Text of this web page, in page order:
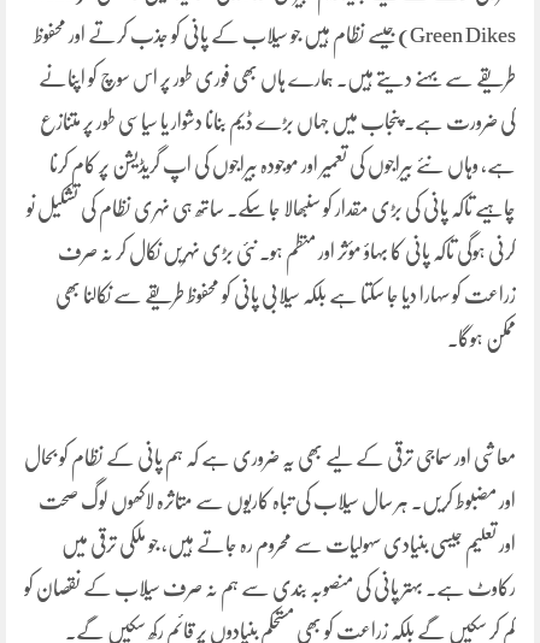
Green Dikes)جیسے نظام ہیں جو سیلاب کے پانی کو جذب کرتے اور محفوظ
طریقے سے بہنے دیتے ہیں۔ ہمارے ہاں بھی فوری طور پر اس سوچ کو اپنانے
کی ضرورت ہے۔ پنجاب میں جہاں بڑے ڈیم بنانا دشوار یا سیاسی طور پر متنازع
ہے، وہاں نئے بیراجوں کی تعمیر اور موجودہ بیراجوں کی اپ گریڈیشن پر کام کرنا
چاہیے تاکہ پانی کی بڑی مقدار کو سنبھالا جا سکے۔ ساتھ ہی نہری نظام کی تشکیل نو
کرنی ہوگی تاکہ پانی کا بہاؤ مؤثر اور منظم ہو۔ نئی بڑی نہریں نکال کر نہ صرف
زراعت کو سہارا دیا جا سکتا ہے بلکہ سیلابی پانی کو محفوظ طریقے سے نکالنا بھی
ممکن ہوگا۔
معاشی اور سماجی ترقی کے لیے بھی یہ ضروری ہے کہ ہم پانی کے نظام کو بحال
اور مضبوط کریں۔ ہر سال سیلاب کی تباہ کاریوں سے متاثرہ لاکھوں لوگ صحت
اور تعلیم جیسی بنیادی سہولیات سے محروم رہ جاتے ہیں، جو ملکی ترقی میں
رکاوٹ ہے۔ بہتر پانی کی منصوبہ بندی سے ہم نہ صرف سیلاب کے نقصان کو
کم کر سکیں گے بلکہ زراعت کو بھی مستحکم بنیادوں پر قائم رکھ سکیں گے۔